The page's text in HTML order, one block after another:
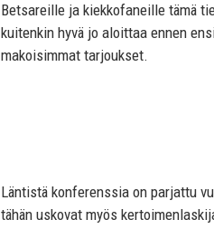
Betsareille ja kiekkofaneille tämä
kuitenkin hyvä jo aloittaa ennen
makoisimmat tarjoukset.
Läntistä konferenssia on parjattu
tähän uskovat myös